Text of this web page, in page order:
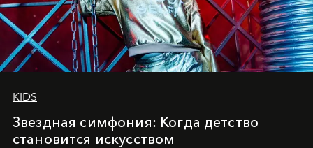
KIDS
Звездная симфония: Когда детство
становится искусством